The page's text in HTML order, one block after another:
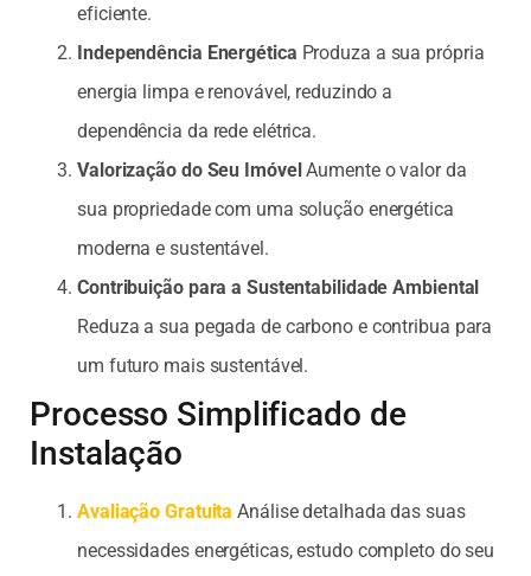
eficiente.
Independência Energética Produza a sua própria
energia limpa e renovável, reduzindo a
dependência da rede elétrica.
Valorização do Seu ImóvelAumente o valor da
sua propriedade com uma solução energética
moderna e sustentável.
Contribuição para a Sustentabilidade Ambiental
Reduza a sua pegada de carbono e contribua para
um futuro mais sustentável.
Processo Simplificado de
Instalação
Avaliação Gratuita Análise detalhada das suas
necessidades energéticas, estudo completo do seu